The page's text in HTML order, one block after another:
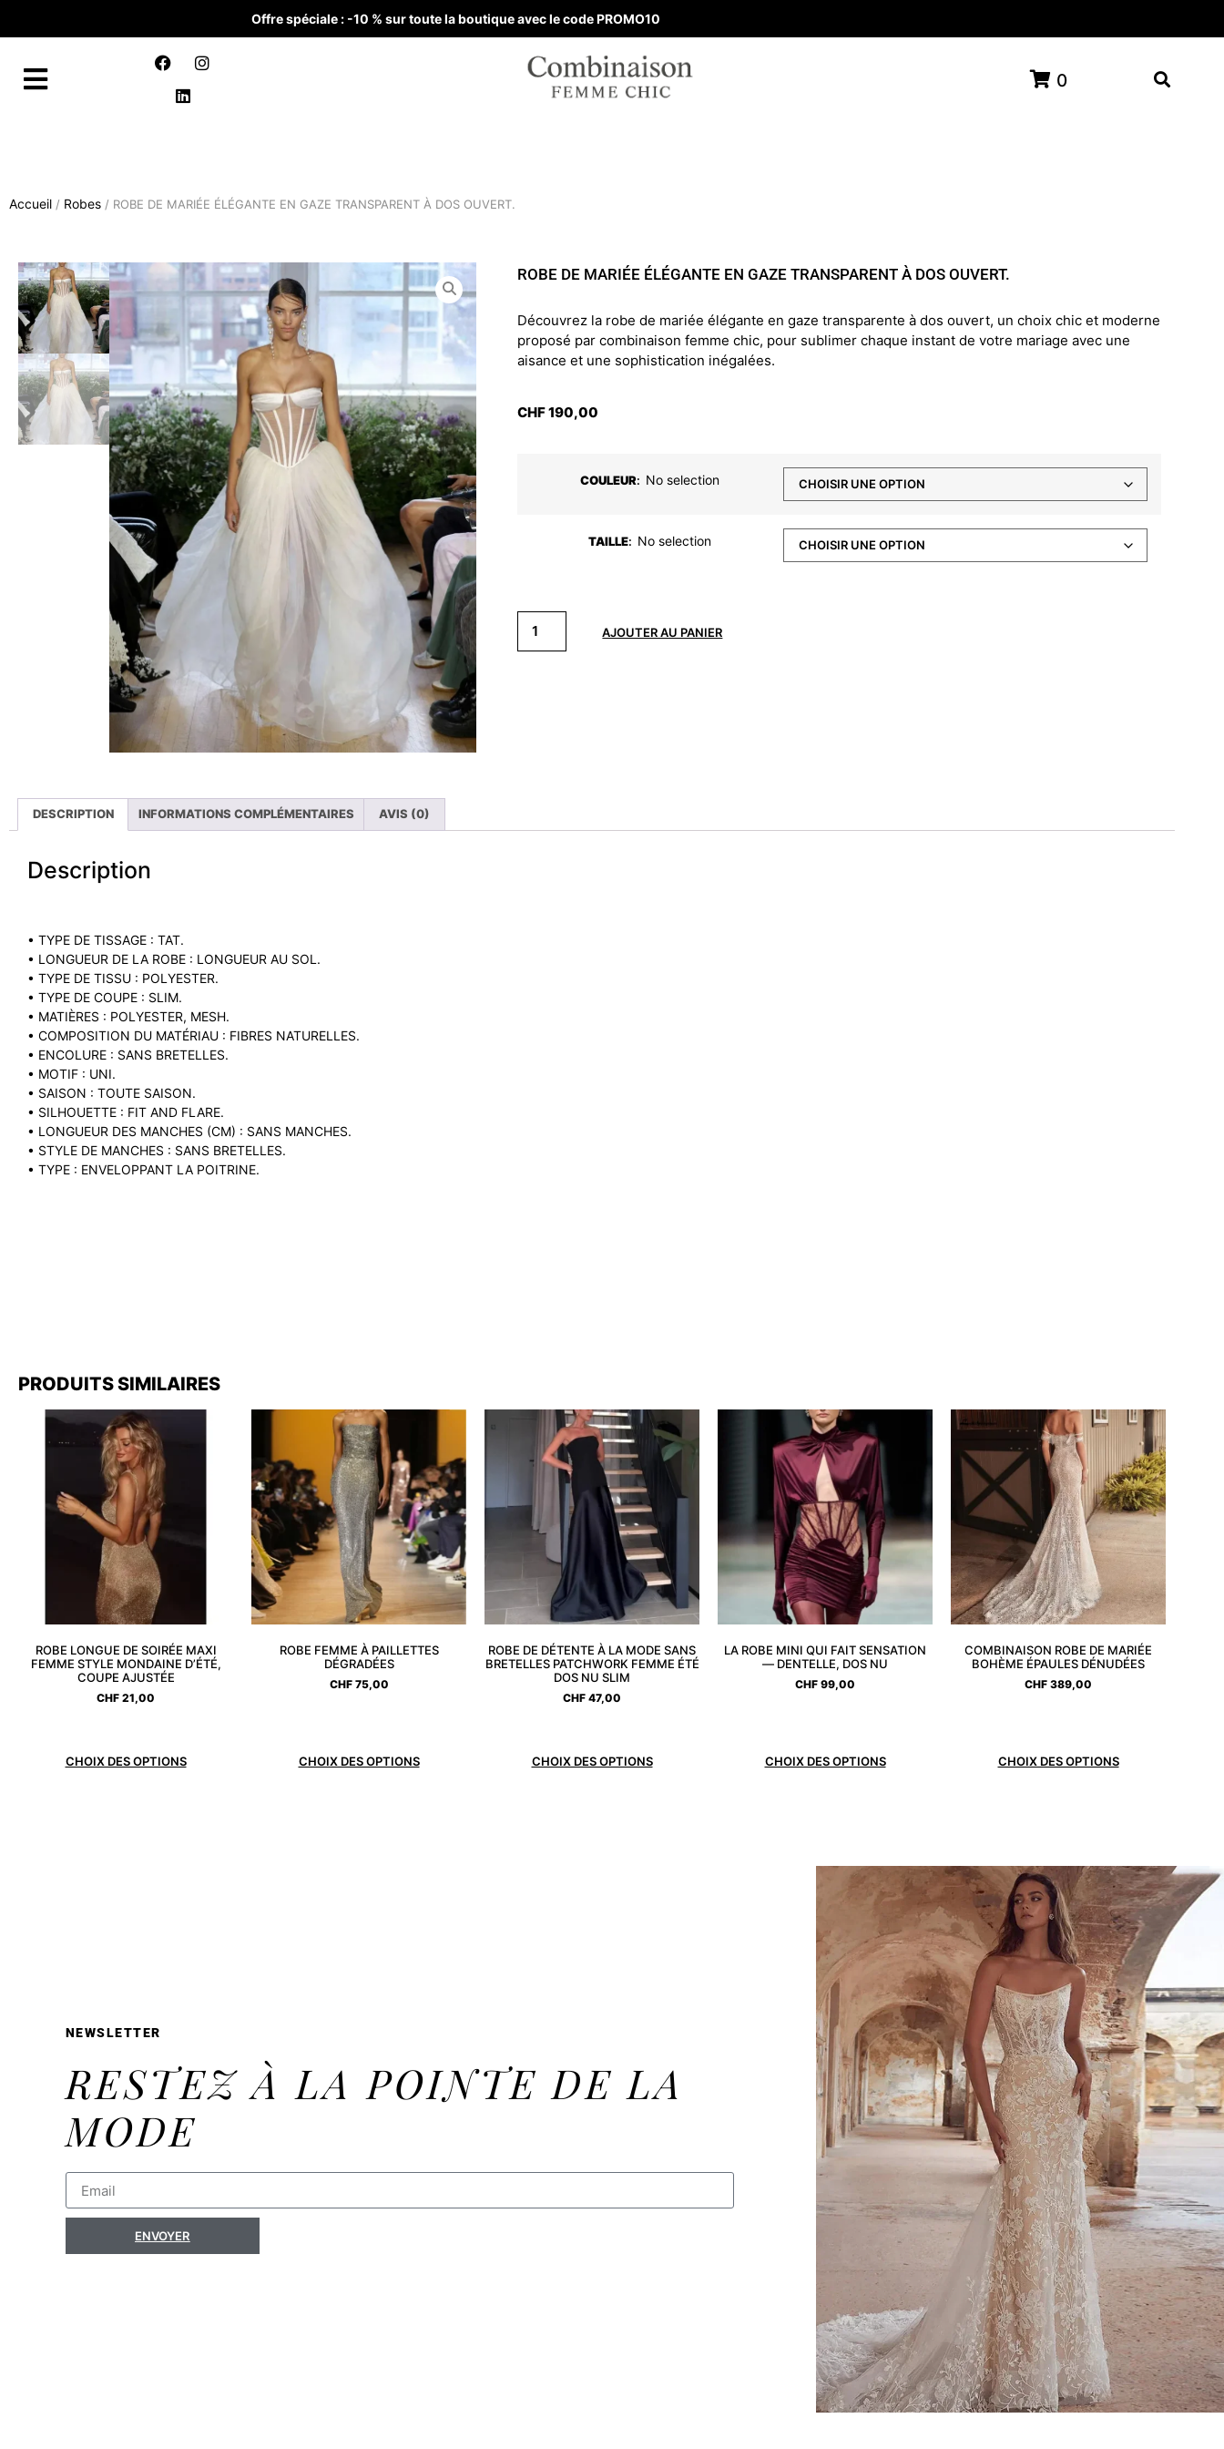
Offre spéciale : -10 % sur toute la boutique avec le code PROMO10
0
Accueil / Robes / ROBE DE MARIÉE ÉLÉGANTE EN GAZE TRANSPARENT À DOS OUVERT.
ROBE DE MARIÉE ÉLÉGANTE EN GAZE TRANSPARENT À DOS OUVERT.
Découvrez la robe de mariée élégante en gaze transparente à dos ouvert, un choix chic et moderne
proposé par combinaison femme chic, pour sublimer chaque instant de votre mariage avec une
aisance et une sophistication inégalées.
CHF190,00
COULEUR: No selection
TAILLE: No selection
AJOUTER AU PANIER
DESCRIPTION INFORMATIONS COMPLÉMENTAIRES AVIS (0)
Description
• TYPE DE TISSAGE : TAT.
• LONGUEUR DE LA ROBE : LONGUEUR AU SOL.
• TYPE DE TISSU : POLYESTER.
• TYPE DE COUPE : SLIM.
• MATIÈRES : POLYESTER, MESH.
• COMPOSITION DU MATÉRIAU : FIBRES NATURELLES.
• ENCOLURE : SANS BRETELLES.
• MOTIF : UNI.
• SAISON : TOUTE SAISON.
• SILHOUETTE : FIT AND FLARE.
• LONGUEUR DES MANCHES (CM) : SANS MANCHES.
• STYLE DE MANCHES : SANS BRETELLES.
• TYPE : ENVELOPPANT LA POITRINE.
PRODUITS SIMILAIRES
ROBE LONGUE DE SOIRÉE MAXI
FEMME STYLE MONDAINE D’ÉTÉ,
COUPE AJUSTÉE
CHF 21,00
CHOIX DES OPTIONS
ROBE FEMME À PAILLETTES
DÉGRADÉES
CHF75,00
CHOIX DES OPTIONS
ROBE DE DÉTENTE À LA MODE SANS
BRETELLES PATCHWORK FEMME ÉTÉ
DOS NU SLIM
CHF 47,00
CHOIX DES OPTIONS
LA ROBE MINI QUI FAIT SENSATION
— DENTELLE, DOS NU
CHF 99,00
CHOIX DES OPTIONS
COMBINAISON ROBE DE MARIÉE
BOHÈME ÉPAULES DÉNUDÉES
CHF 389,00
CHOIX DES OPTIONS
NEWSLETTER
RESTEZ À LA POINTE DE LA
MODE
ENVOYER